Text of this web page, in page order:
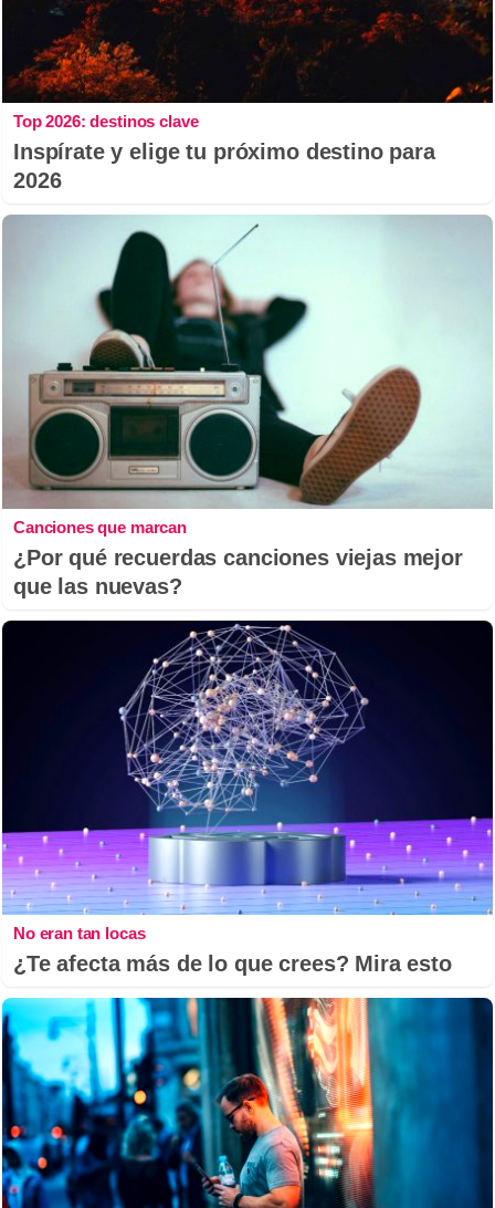
Top 2026: destinos clave
Inspírate y elige tu próximo destino para
2026
Canciones que marcan
¿Por qué recuerdas canciones viejas mejor
que las nuevas?
No eran tan locas
¿Te afecta más de lo que crees? Mira esto